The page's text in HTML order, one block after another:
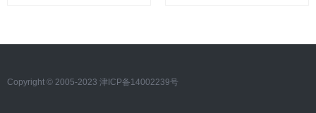
Copyright © 2005-2023 津ICP备14002239号